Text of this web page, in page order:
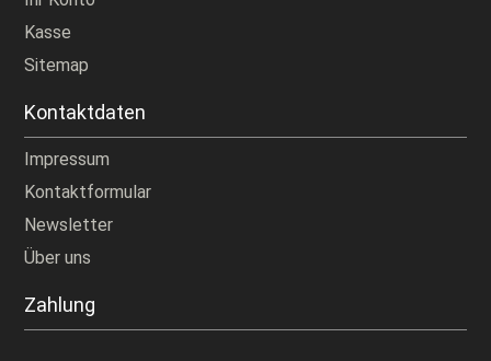
Kasse
Sitemap
Kontaktdaten
Impressum
Kontaktformular
Newsletter
Über uns
Zahlung